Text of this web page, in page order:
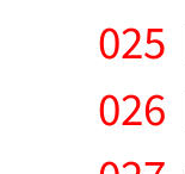
025
026